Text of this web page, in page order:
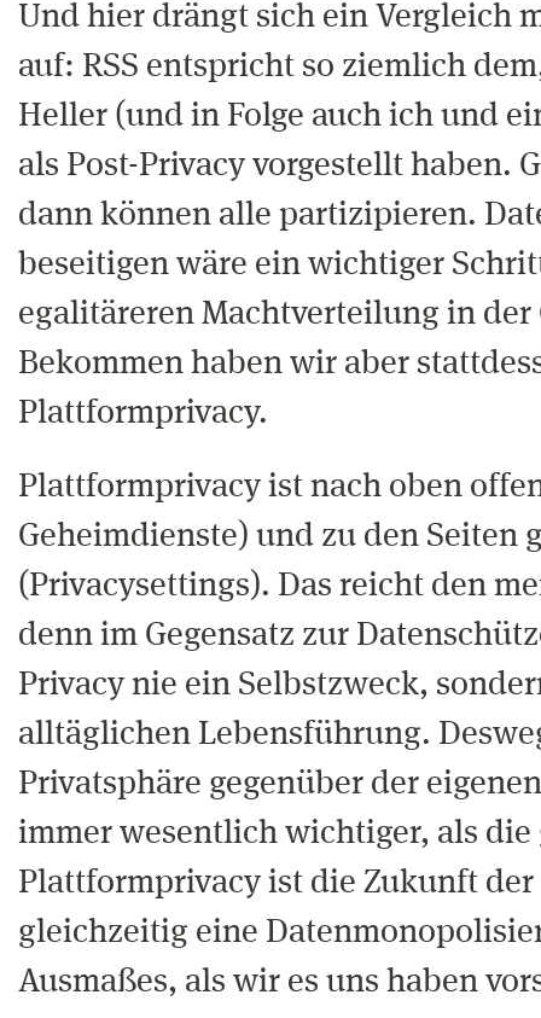
Und hier drängt sich ein Vergleich
auf: RSS entspricht so ziemlich
Heller (und in Folge auch ich und
als Post-Privacy vorgestellt haben.
dann können alle partizipieren.
beseitigen wäre ein wichtiger
egalitäreren Machtverteilung in der
Bekommen haben wir aber
Plattformprivacy.
Plattformprivacy ist nach oben
Geheimdienste) und zu den Seiten
(Privacysettings). Das reicht den
denn im Gegensatz zur
Privacy nie ein Selbstzweck,
alltäglichen Lebensführung.
Privatsphäre gegenüber der
immer wesentlich wichtiger, als die
Plattformprivacy ist die Zukunft
gleichzeitig eine
Ausmaßes, als wir es uns haben